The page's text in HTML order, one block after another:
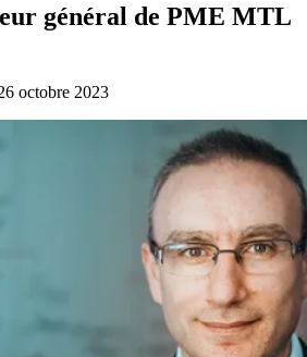
général de PME MTL
octobre 2023